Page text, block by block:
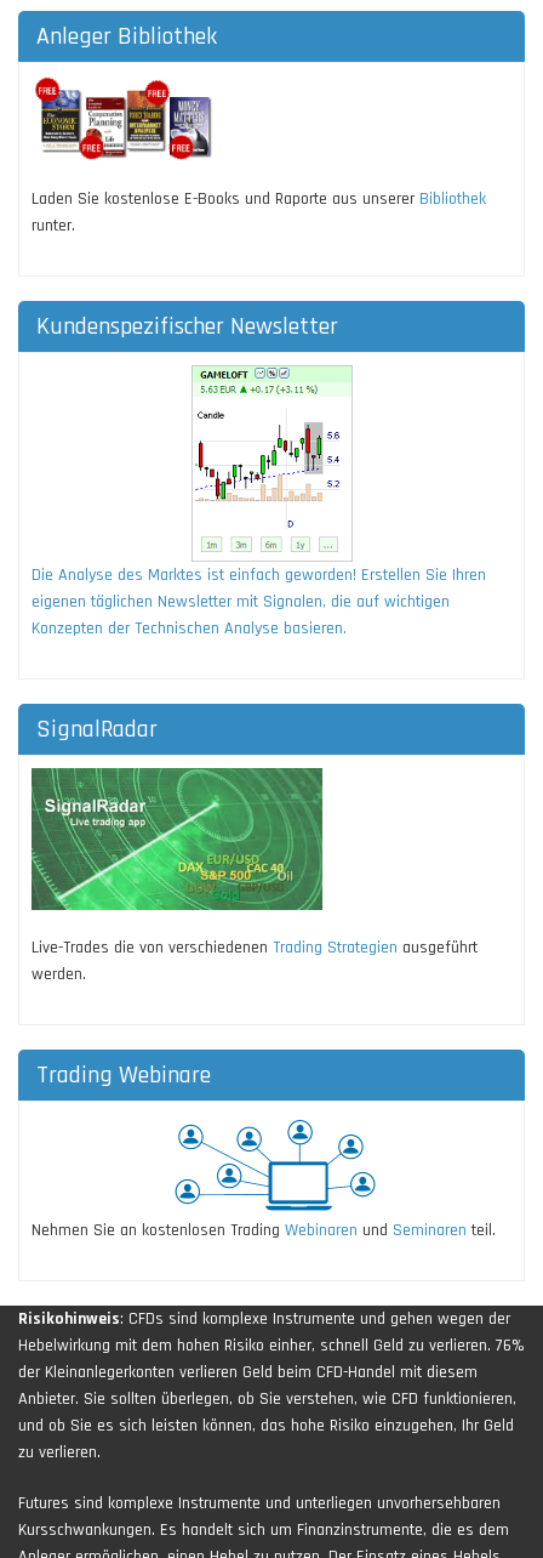
Anleger Bibliothek
Laden Sie kostenlose E-Books und Raporte aus unserer Bibliothek
runter.
Kundenspezifischer Newsletter
Die Analyse des Marktes ist einfach geworden! Erstellen Sie Ihren
eigenen täglichen Newsletter mit Signalen, die auf wichtigen
Konzepten der Technischen Analyse basieren.
SignalRadar
Live-Trades die von verschiedenen Trading Strategien ausgeführt
werden.
Trading Webinare
Nehmen Sie an kostenlosen Trading Webinaren und Seminaren teil.
Risikohinweis: CFDs sind komplexe Instrumente und gehen wegen der
Hebelwirkung mit dem hohen Risiko einher, schnell Geld zu verlieren. 76%
der Kleinanlegerkonten verlieren Geld beim CFD-Handel mit diesem
Anbieter. Sie sollten überlegen, ob Sie verstehen, wie CFD funktionieren,
und ob Sie es sich leisten können, das hohe Risiko einzugehen, Ihr Geld
zu verlieren.
Futures sind komplexe Instrumente und unterliegen unvorhersehbaren
Kursschwankungen. Es handelt sich um Finanzinstrumente, die es dem